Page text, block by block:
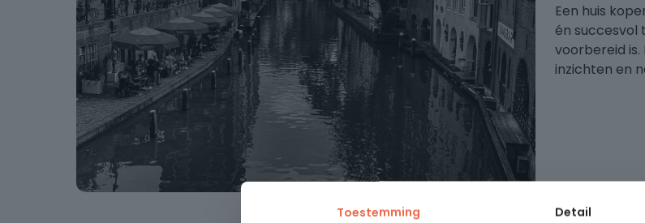
Een huis
én succesvol
voorbereid is.
inzichten en
Toestemming Detail